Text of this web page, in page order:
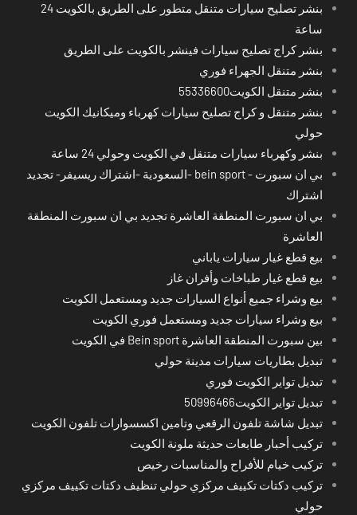
بنشر تصليح سيارات متنقل متطور على الطريق بالكويت 24
ساعة
بنشر كراج تصليح سيارات فينشر بالكويت على الطريق
بنشر متنقل الجهراء فوري
بنشر متنقل الكويت55336600
بنشر متنقل و كراج تصليح سيارات كهرباء وميكانيك الكويت
حولي
بنشر وكهرباء سيارات متنقل في الكويت وحولي 24 ساعة
بي ان سبورت - bein sport -السعودية -اشتراك ريسيفر- تجديد
اشتراك
بي ان سبورت المنطقة العاشرة تجديد بي ان سبورت المنطقة
العاشرة
بيع قطع غيار سيارات ياباني
بيع قطع غيار طباخات وأفران غاز
بيع وشراء جميع أنواع السيارات جديد ومستعمل الكويت
بيع وشراء سيارات جديد ومستعمل فوري الكويت
بين سبورت المنطقة العاشرة Bein sport في الكويت
تبديل بطاريات سيارات مدينة حولي
تبديل تواير الكويت فوري
تبديل تواير الكويت50996466
تبديل شاشة تلفون الرقعي وتامين اكسسوارات تلفون الكويت
تركيب أحبار طابعات حديثة ملونة الكويت
تركيب خيام للأفراح والمناسبات رخيص
تركيب دكتات تكييف مركزي حولي تنظيف دكتات تكييف مركزي
حولي